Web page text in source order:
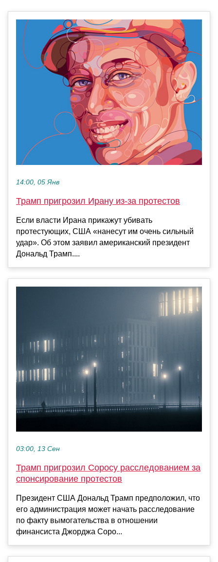
14:00, 05 Янв
Трамп пригрозил Ирану из-за протестов
Если власти Ирана прикажут убивать
протестующих, США «нанесут им очень сильный
удар». Об этом заявил американский президент
Дональд Трамп....
03:00, 13 Сен
Трамп пригрозил Соросу расследованием за
спонсирование протестов
Президент США Дональд Трамп предположил, что
его администрация может начать расследование
по факту вымогательства в отношении
финансиста Джорджа Соро...